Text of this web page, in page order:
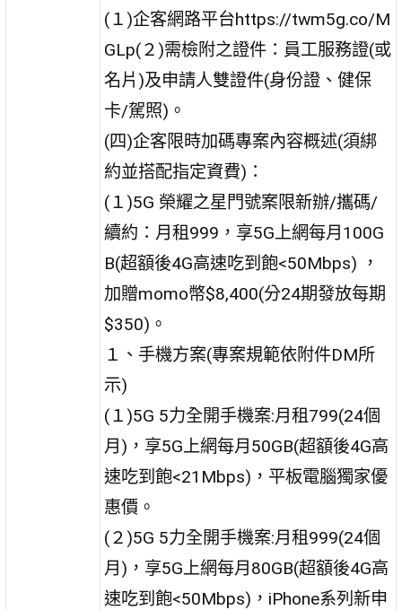
(１)企客網路平台https://twm5g.co/M
GLp(２)需檢附之證件：員工服務證(或
名片)及申請人雙證件(身份證、健保
卡/駕照)。
(四)企客限時加碼專案內容概述(須綁
約並搭配指定資費)：
(１)5G 榮耀之星門號案限新辦/攜碼/
續約：月租999，享5G上網每月100G
B(超額後4G高速吃到飽<50Mbps) ，
加贈momo幣$8,400(分24期發放每期
$350)。
１、手機方案(專案規範依附件DM所
示)
(１)5G 5力全開手機案:月租799(24個
月)，享5G上網每月50GB(超額後4G高
速吃到飽<21Mbps)，平板電腦獨家優
惠價。
(２)5G 5力全開手機案:月租999(24個
月)，享5G上網每月80GB(超額後4G高
速吃到飽<50Mbps)，iPhone系列新申